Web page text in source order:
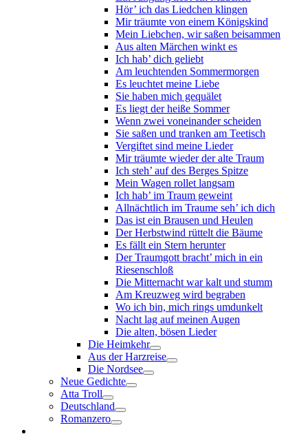
Hör’ ich das Liedchen klingen
Mir träumte von einem Königskind
Mein Liebchen, wir saßen beisammen
Aus alten Märchen winkt es
Ich hab’ dich geliebt
Am leuchtenden Sommermorgen
Es leuchtet meine Liebe
Sie haben mich gequälet
Es liegt der heiße Sommer
Wenn zwei voneinander scheiden
Sie saßen und tranken am Teetisch
Vergiftet sind meine Lieder
Mir träumte wieder der alte Traum
Ich steh’ auf des Berges Spitze
Mein Wagen rollet langsam
Ich hab’ im Traum geweint
Allnächtlich im Traume seh’ ich dich
Das ist ein Brausen und Heulen
Der Herbstwind rüttelt die Bäume
Es fällt ein Stern herunter
Der Traumgott bracht’ mich in ein
Riesenschloß
Die Mitternacht war kalt und stumm
Am Kreuzweg wird begraben
Wo ich bin, mich rings umdunkelt
Nacht lag auf meinen Augen
Die alten, bösen Lieder
Die Heimkehr
Aus der Harzreise
Die Nordsee
Neue Gedichte
Atta Troll
Deutschland
Romanzero